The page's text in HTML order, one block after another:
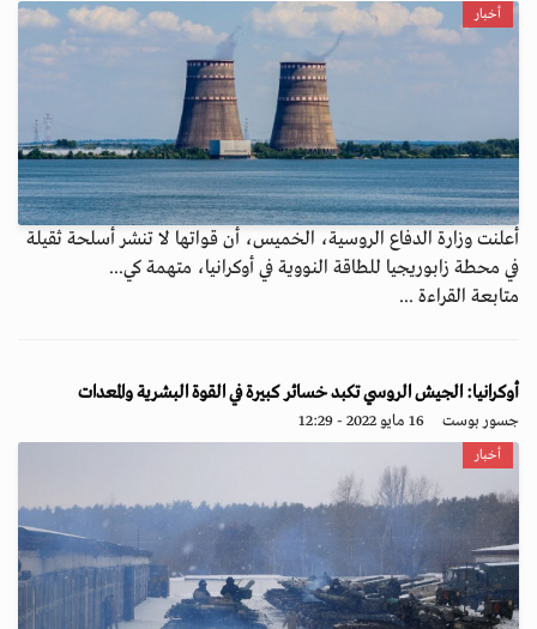
أخبار
أعلنت وزارة الدفاع الروسية، الخميس، أن قواتها لا تنشر أسلحة ثقيلة
في محطة زابوريجيا للطاقة النووية في أوكرانيا، متهمة كي...
متابعة القراءة ...
أوكرانيا: الجيش الروسي تكبد خسائر كبيرة في القوة البشرية والمعدات
جسور بوست 16 مايو 2022 - 12:29
أخبار